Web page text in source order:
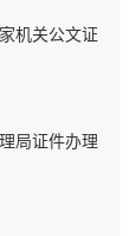
机关公文证
局证件办理